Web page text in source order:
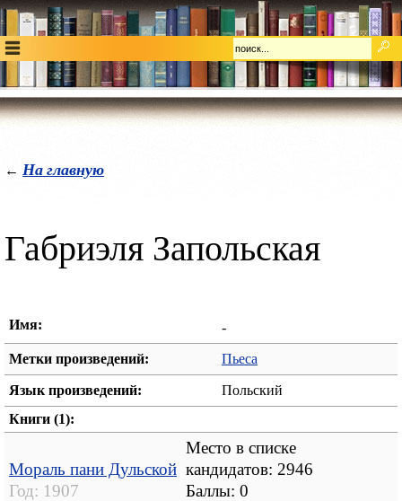
← На главную
Габриэля Запольская
Имя: -
Метки произведений: Пьеса
Язык произведений:
Польский
Книги (1):
Мораль пани Дульской
Год: 1907
Место в списке
кандидатов: 2946
Баллы: 0